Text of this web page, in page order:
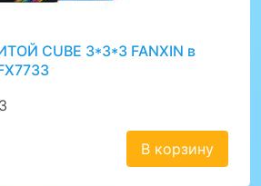
CUBE 3*3*3 FANXIN в
В корзину